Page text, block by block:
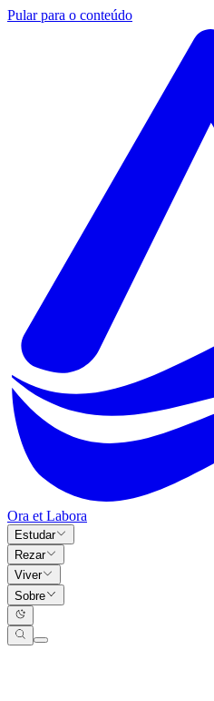
Pular para o conteúdo
Ora et Labora
Estudar
Rezar
Viver
Sobre